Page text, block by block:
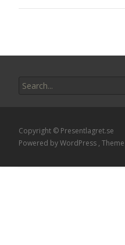
for:
Copyright © Presentlagret.se
Powered by WordPress , Theme